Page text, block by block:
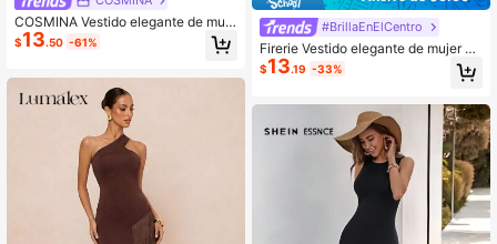
COSMINA Vestido elegante de muje
r de longitud media con estampado
de leopardo y lentejuelas brillantes
$13.50 -61%
#BrillaEnElCentro
Firerie Vestido elegante de mujer co
n cuello alto y flecos largos, adecua
do para festivales de música, vacac
$13.19 -33%